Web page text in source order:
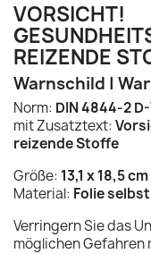
VORSICHT!
REIZENDE
Warnschild |
Norm: DIN 4844-2
mit Zusatztext:
reizende Stoffe
Größe: 13,1 x 18,5 cm
Material: Folie
Verringern Sie das
möglichen Gefahren